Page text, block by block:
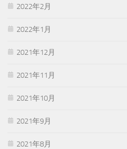
2022年2月
2022年1月
2021年12月
2021年11月
2021年10月
2021年9月
2021年8月